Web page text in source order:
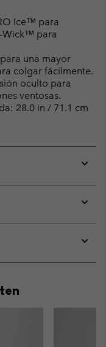
Ice™ para
Wick™ para
una mayor
colgar fácilmente.
oculto para
ventosas.
28.0 in / 71.1 cm
or
or
or